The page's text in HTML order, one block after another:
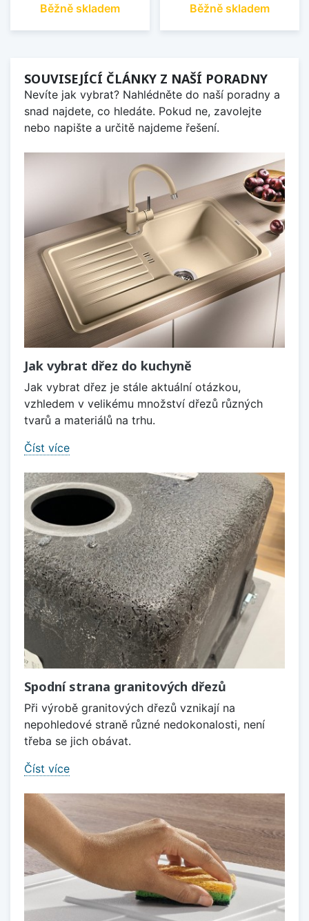
Běžně skladem Běžně skladem
SOUVISEJÍCÍ ČLÁNKY Z NAŠÍ PORADNY
Nevíte jak vybrat? Nahlédněte do naší poradny a
snad najdete, co hledáte. Pokud ne, zavolejte
nebo napište a určitě najdeme řešení.
Jak vybrat dřez do kuchyně
Jak vybrat dřez je stále aktuální otázkou,
vzhledem v velikému množství dřezů různých
tvarů a materiálů na trhu.
Číst více
Spodní strana granitových dřezů
Při výrobě granitových dřezů vznikají na
nepohledové straně různé nedokonalosti, není
třeba se jich obávat.
Číst více